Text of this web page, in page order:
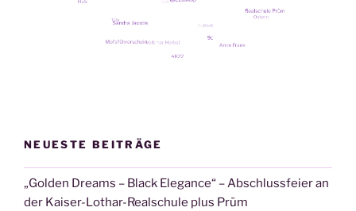
NEUESTE BEITRÄGE
„Golden Dreams – Black Elegance“ – Abschlussfeier an
der Kaiser-Lothar-Realschule plus Prüm